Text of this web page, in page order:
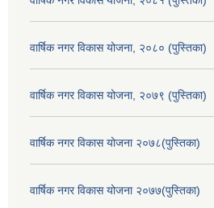
वार्षिक नगर विकास योजना, २०८० (पुस्तिका)
वार्षिक नगर विकास योजना, २०७९ (पुस्तिका)
वार्षिक नगर विकास योजना २०७८(पुस्तिका)
वार्षिक नगर विकास योजना २०७७(पुस्तिका)